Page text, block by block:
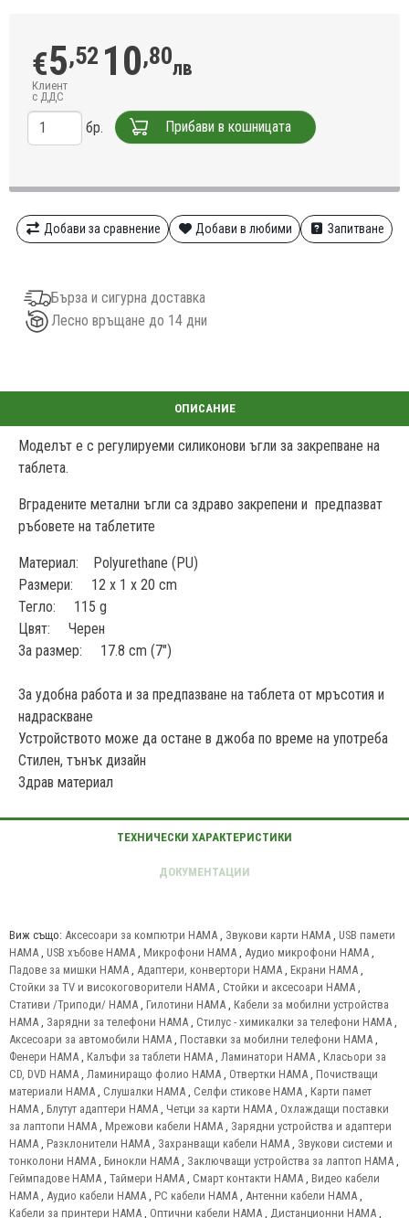
€5,52 10,80лв
Клиент
с ДДС
бр. Прибави в кошницата
Добави за сравнение Добави в любими Запитване
Бърза и сигурна доставка
Лесно връщане до 14 дни
Моделът е с регулируеми силиконови ъгли за закрепване на
таблета.
Вградените метални ъгли са здраво закрепени и предпазват
ръбовете на таблетите
Материал: Polyurethane (PU)
Размери: 12 x 1 x 20 cm
Тегло: 115 g
Цвят: Черен
За размер: 17.8 cm (7")
За удобна работа и за предпазване на таблета от мръсотия и
надраскване
Устройството може да остане в джоба по време на употреба
Стилен, тънък дизайн
Здрав материал
Виж също: Аксесоари за компютри HAMA , Звукови карти HAMA , USB памети
HAMA , USB хъбове HAMA , Микрофони HAMA , Аудио микрофони HAMA ,
Падове за мишки HAMA , Адаптери, конвертори HAMA , Екрани HAMA ,
Стойки за TV и високоговорители HAMA , Стойки и аксесоари HAMA ,
Стативи /Триподи/ HAMA , Гилотини HAMA , Кабели за мобилни устройства
HAMA , Зарядни за телефони HAMA , Стилус - химикалки за телефони HAMA ,
Аксесоари за автомобили HAMA , Поставки за мобилни телефони HAMA ,
Фенери HAMA , Калъфи за таблети HAMA , Ламинатори HAMA , Класьори за
CD, DVD HAMA , Ламиниращо фолио HAMA , Отвертки HAMA , Почистващи
материали HAMA , Слушалки HAMA , Селфи стикове HAMA , Карти памет
HAMA , Блутут адаптери HAMA , Четци за карти HAMA , Охлаждащи поставки
за лаптопи HAMA , Мрежови кабели HAMA , Зарядни устройства и адаптери
HAMA , Разклонители HAMA , Захранващи кабели HAMA , Звукови системи и
тонколони HAMA , Бинокли HAMA , Заключващи устройства за лаптоп HAMA ,
Геймпадове HAMA , Таймери HAMA , Смарт контакти HAMA , Видео кабели
HAMA , Аудио кабели HAMA , PC кабели HAMA , Антенни кабели HAMA ,
Кабели за принтери HAMA , Оптични кабели HAMA , Дистанционни HAMA ,